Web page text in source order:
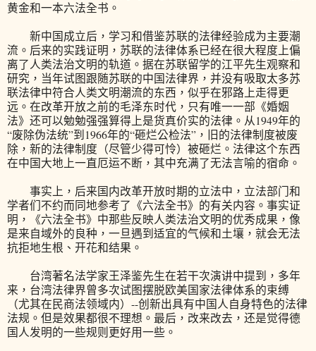
黄金和一本六法全书。
新中国成立后，学习和借鉴苏联的法律经验成为主要潮
流。后来的实践证明，苏联的法律体系已经在很大程度上偏
离了人类法治文明的轨道。据在苏联留学的江平先生观察和
研究，当年试图跟随苏联的中国法律界，并没有吸取太多苏
联法律中符合人类文明潮流的东西，似乎在邪路上走得更
远。在改革开放之前的毛泽东时代，只有唯一一部《婚姻
法》还可以勉勉强强算得上是货真价实的法律。从1949年的
“废除伪法统”到1966年的“砸烂公检法”，旧的法律制度被废
除，新的法律制度（尽管少得可怜）被砸烂。法律这个东西
在中国大地上一直厄运不断，其中充满了无法言喻的宿命。
事实上，后来国内改革开放时期的立法中，立法部门和
学者们不约而同地参考了《六法全书》的有关内容。事实证
明，《六法全书》中那些反映人类法治文明的优秀成果，像
是来自域外的良种，一旦遇到适宜的气候和土壤，就会无法
抗拒地生根、开花和结果。
台湾著名法学家王泽鉴先生在若干次演讲中提到，多年
来，台湾法律界曾多次试图摆脱欧美国家法律体系的束缚
（尤其在民商法领域内）--创新出具有中国人自身特色的法律
法规。但是效果都很不理想。最后，改来改去，还是觉得德
国人发明的一些规则更好用一些。